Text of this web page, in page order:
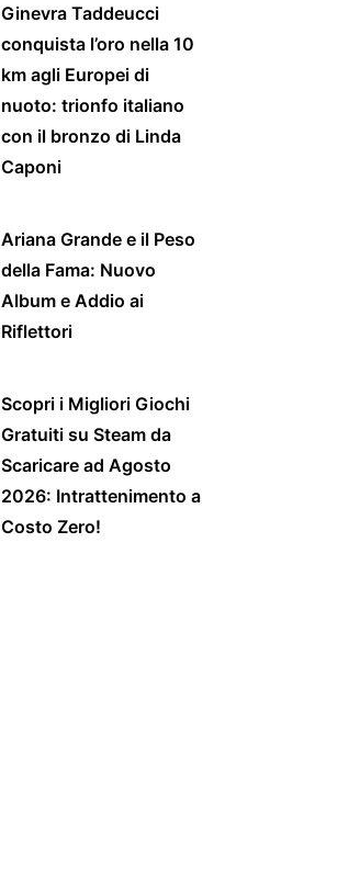
Ginevra Taddeucci
conquista l’oro nella 10
km agli Europei di
nuoto: trionfo italiano
con il bronzo di Linda
Caponi
Ariana Grande e il Peso
della Fama: Nuovo
Album e Addio ai
Riflettori
Scopri i Migliori Giochi
Gratuiti su Steam da
Scaricare ad Agosto
2026: Intrattenimento a
Costo Zero!